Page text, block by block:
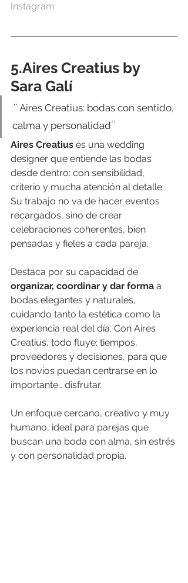
Instagram
5.Aires Creatius by
Sara Galí
`` Aires Creatius: bodas con sentido,
calma y personalidad´´
Aires Creatius es una wedding
designer que entiende las bodas
desde dentro: con sensibilidad,
criterio y mucha atención al detalle.
Su trabajo no va de hacer eventos
recargados, sino de crear
celebraciones coherentes, bien
pensadas y fieles a cada pareja.
Destaca por su capacidad de
organizar, coordinar y dar forma a
bodas elegantes y naturales,
cuidando tanto la estética como la
experiencia real del día. Con Aires
Creatius, todo fluye: tiempos,
proveedores y decisiones, para que
los novios puedan centrarse en lo
importante… disfrutar.
Un enfoque cercano, creativo y muy
humano, ideal para parejas que
buscan una boda con alma, sin estrés
y con personalidad propia.